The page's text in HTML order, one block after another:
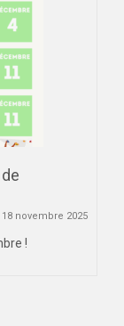
18 novembre 2025
!